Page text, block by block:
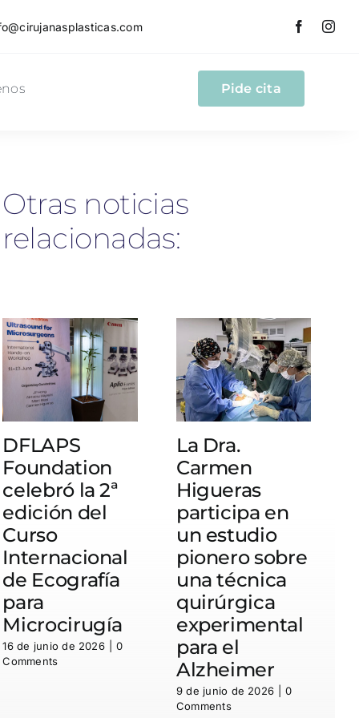
Pide cita
Otras noticias
relacionadas:
DFLAPS
Foundation
celebró la 2ª
edición del
Curso
Internacional
de Ecografía
para
Microcirugía
16 de junio de 2026
0
Comments
La Dra.
Carmen
Higueras
participa en
un estudio
pionero sobre
una técnica
quirúrgica
experimental
para el
Alzheimer
9 de junio de 2026
0
Comments